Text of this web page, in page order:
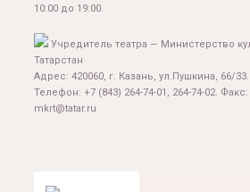
10:00 до 19:00.
Учредитель театра — Министерство
Татарстан
Адрес: 420060, г. Казань, ул.Пушкина, 66/33.
Телефон: +7 (843) 264-74-01, 264-74-02. Факс:
mkrt@tatar.ru